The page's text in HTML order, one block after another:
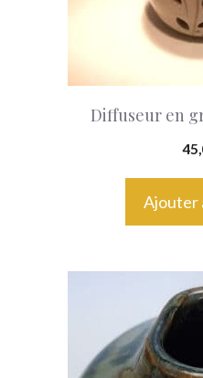
Diffuseur en
Ajouter